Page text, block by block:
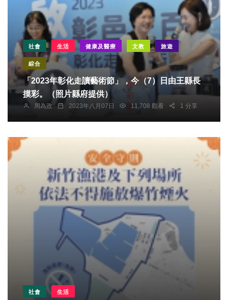
社會 生活 健康及醫療 文教 旅遊
綜合
「2023年彰化走讀藝術節」，今（7）日由王縣長
摸彩。（照片縣府提供）
周為政 2023年八月07日 11,708 觀看 1 分享
社會 生活